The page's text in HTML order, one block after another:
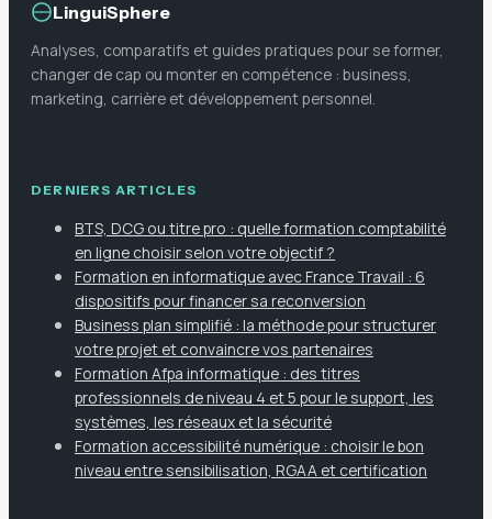
LinguiSphere
Analyses, comparatifs et guides pratiques pour se former,
changer de cap ou monter en compétence : business,
marketing, carrière et développement personnel.
DERNIERS ARTICLES
BTS, DCG ou titre pro : quelle formation comptabilité
en ligne choisir selon votre objectif ?
Formation en informatique avec France Travail : 6
dispositifs pour financer sa reconversion
Business plan simplifié : la méthode pour structurer
votre projet et convaincre vos partenaires
Formation Afpa informatique : des titres
professionnels de niveau 4 et 5 pour le support, les
systèmes, les réseaux et la sécurité
Formation accessibilité numérique : choisir le bon
niveau entre sensibilisation, RGAA et certification